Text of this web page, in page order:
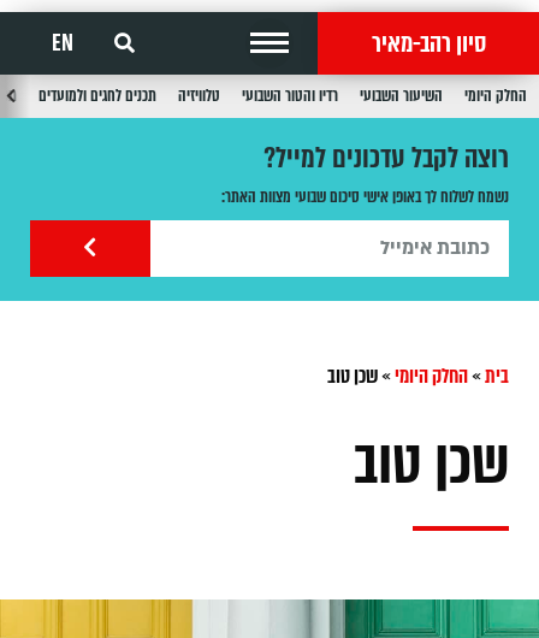
סיון רהב-מאיר EN
החלק היומי השיעור השבועי רדיו והטור השבועי טלוויזיה תכנים לחגים ולמועדים
רוצה לקבל עדכונים למייל?
נשמח לשלוח לך באופן אישי סיכום שבועי מצוות האתר:
בית»החלק היומי»שכן טוב
שכן טוב